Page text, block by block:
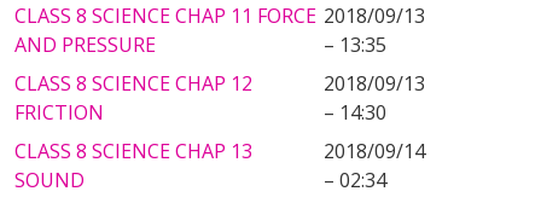
CLASS 8 SCIENCE CHAP 11 FORCE
AND PRESSURE
2018/09/13
– 13:35
CLASS 8 SCIENCE CHAP 12
FRICTION
2018/09/13
– 14:30
CLASS 8 SCIENCE CHAP 13
SOUND
2018/09/14
– 02:34